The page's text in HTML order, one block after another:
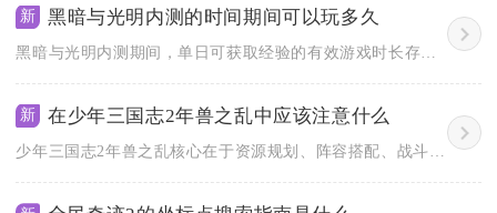
新 黑暗与光明内测的时间期间可以玩多久
新 在少年三国志2年兽之乱中应该注意什么